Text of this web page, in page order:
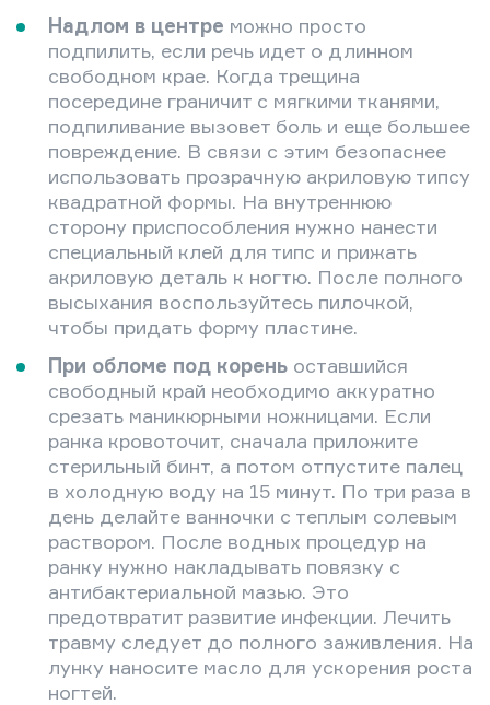
Надлом в центре можно просто
подпилить, если речь идет о длинном
свободном крае. Когда трещина
посередине граничит с мягкими тканями,
подпиливание вызовет боль и еще большее
повреждение. В связи с этим безопаснее
использовать прозрачную акриловую типсу
квадратной формы. На внутреннюю
сторону приспособления нужно нанести
специальный клей для типс и прижать
акриловую деталь к ногтю. После полного
высыхания воспользуйтесь пилочкой,
чтобы придать форму пластине.
При обломе под кореньоставшийся
свободный край необходимо аккуратно
срезать маникюрными ножницами. Если
ранка кровоточит, сначала приложите
стерильный бинт, а потом отпустите палец
в холодную воду на 15 минут. По три раза в
день делайте ванночки с теплым солевым
раствором. После водных процедур на
ранку нужно накладывать повязку с
антибактериальной мазью. Это
предотвратит развитие инфекции. Лечить
травму следует до полного заживления. На
лунку наносите масло для ускорения роста
ногтей.